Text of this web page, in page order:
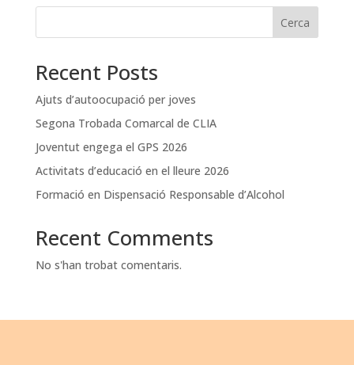
Cerca
Recent Posts
Ajuts d’autoocupació per joves
Segona Trobada Comarcal de CLIA
Joventut engega el GPS 2026
Activitats d’educació en el lleure 2026
Formació en Dispensació Responsable d’Alcohol
Recent Comments
No s'han trobat comentaris.